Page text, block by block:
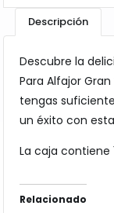
Descripción
Descubre la
Para Alfajor
tengas
un éxito con
La caja contiene
Relacionado